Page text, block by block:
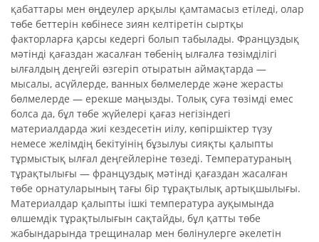
қабаттары мен өңдеулер арқылы қамтамасыз етіледі, олар
төбе беттерін көбінесе зиян келтіретін сыртқы
факторларға қарсы кедергі болып табылады. Француздық
мәтінді қағаздан жасалған төбенің ылғалға төзімділігі
ылғалдың деңгейі өзгеріп отыратын аймақтарда —
мысалы, асүйлерде, ванных бөлмелерде және жерасты
бөлмелерде — ерекше маңызды. Толық суға төзімді емес
болса да, бұл төбе жүйелері қағаз негізіндегі
материалдарда жиі кездесетін иілу, көпіршіктер түзу
немесе желімдің бекітуінің бұзылуы сияқты қалыпты
тұрмыстық ылғал деңгейлеріне төзеді. Температураның
тұрақтылығы — француздық мәтінді қағаздан жасалған
төбе орнатуларының тағы бір тұрақтылық артықшылығы.
Материалдар қалыпты ішкі температура ауқымында
өлшемдік тұрақтылығын сақтайды, бұл қатты төбе
жабындарында трещиналар мен бөлінулерге әкелетін